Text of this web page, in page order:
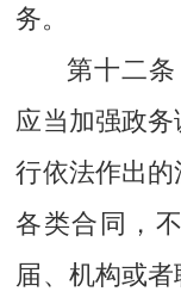
务。
第十二
应当加强政
行依法作出
各类合同，
届、机构或